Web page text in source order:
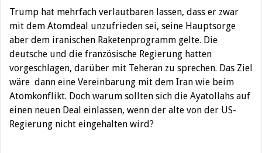
Trump hat mehrfach verlautbaren lassen, dass er zwar
mit dem Atomdeal unzufrieden sei, seine Hauptsorge
aber dem iranischen Raketenprogramm gelte. Die
deutsche und die französische Regierung hatten
vorgeschlagen, darüber mit Teheran zu sprechen. Das Ziel
wäre dann eine Vereinbarung mit dem Iran wie beim
Atomkonflikt. Doch warum sollten sich die Ayatollahs auf
einen neuen Deal einlassen, wenn der alte von der US-
Regierung nicht eingehalten wird?